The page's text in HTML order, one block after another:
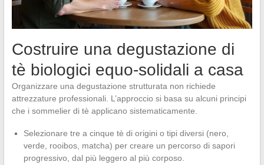
Costruire una degustazione di
tè biologici equo-solidali a casa
Organizzare una degustazione strutturata non richiede
attrezzature professionali. L’approccio si basa su alcuni principi
che i sommelier di tè applicano sistematicamente.
Selezionare tre a cinque tè di origini o tipi diversi (nero,
verde, rooibos, matcha) per creare un percorso di sapori
progressivo, dal più leggero al più corposo.